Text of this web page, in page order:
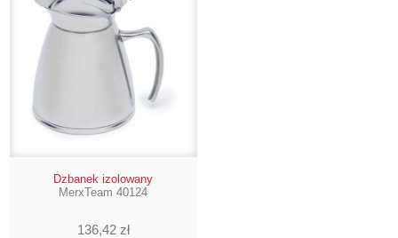
Dzbanek izolowany
MerxTeam 40124
136,42 zł